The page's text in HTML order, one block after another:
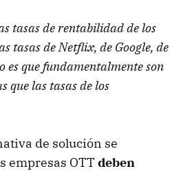
tasas de rentabilidad de los
tasas de Netflix, de Google, de
es que fundamentalmente son
que las tasas de los
de solución se
empresas OTTdeben